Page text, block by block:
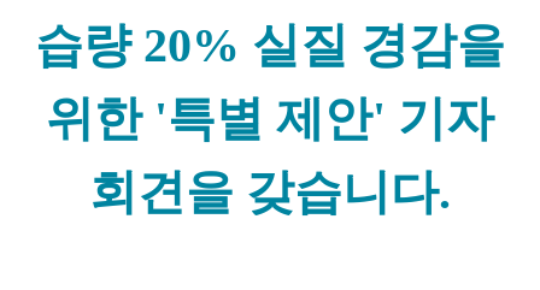
습량 20% 실질 경감을
위한 '특별 제안' 기자
회견을 갖습니다.